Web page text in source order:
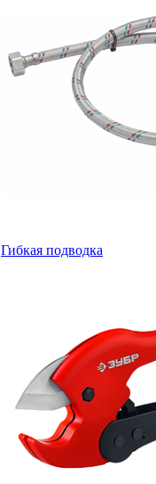
Гибкая подводка